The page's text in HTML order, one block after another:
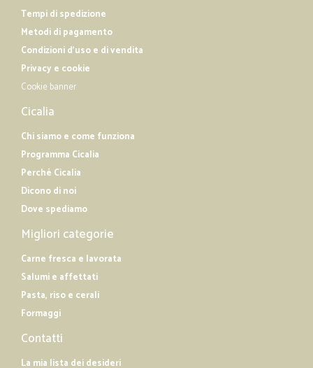
Tempi di spedizione
Metodi di pagamento
Condizioni d'uso e di vendita
Privacy e cookie
Cookie banner
Cicalia
Chi siamo e come funziona
Programma Cicalia
Perché Cicalia
Dicono di noi
Dove spediamo
Migliori categorie
Carne fresca e lavorata
Salumi e affettati
Pasta, riso e cerali
Formaggi
Contatti
La mia lista dei desideri